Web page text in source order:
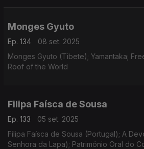
Monges Gyuto
Ep. 134
08 set. 2025
Monges Gyuto (Tibete); Yamantaka;
Roof of the World
Filipa Faísca de Sousa
Ep. 133
05 set. 2025
Filipa Faísca de Sousa (Portugal); A
Senhora da Lapa); Património Oral do